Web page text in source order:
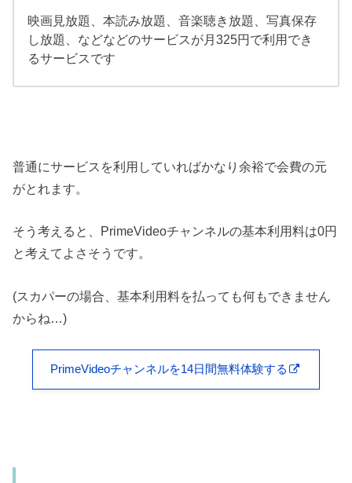
映画見放題、本読み放題、音楽聴き放題、写真保存
し放題、などなどのサービスが月325円で利用でき
るサービスです
普通にサービスを利用していればかなり余裕で会費の元
がとれます。
そう考えると、PrimeVideoチャンネルの基本利用料は0円
と考えてよさそうです。
(スカパーの場合、基本利用料を払っても何もできません
からね…)
PrimeVideoチャンネルを14日間無料体験する